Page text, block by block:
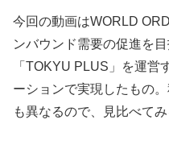
今回の動画はWORLD
ンバウンド需要の促進を
「TOKYU PLUS」を運営
ーションで実現したもの
も異なるので、見比べて